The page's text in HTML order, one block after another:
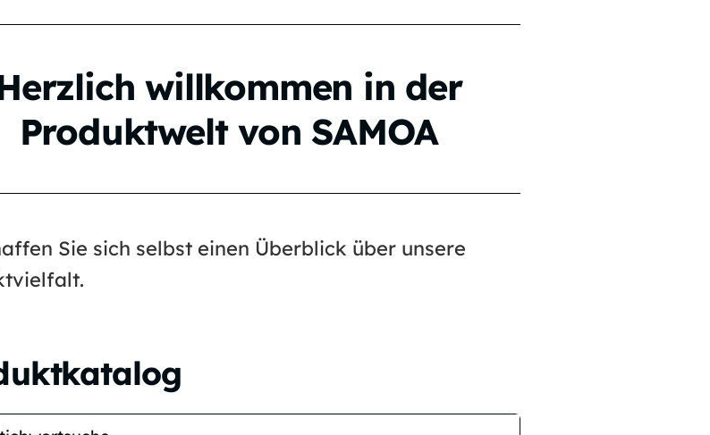
willkommen in der
Produktwelt von SAMOA
Sie sich selbst einen Überblick über unsere